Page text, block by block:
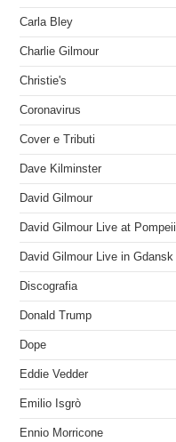
Carla Bley
Charlie Gilmour
Christie's
Coronavirus
Cover e Tributi
Dave Kilminster
David Gilmour
David Gilmour Live at Pompeii
David Gilmour Live in Gdansk
Discografia
Donald Trump
Dope
Eddie Vedder
Emilio Isgrò
Ennio Morricone